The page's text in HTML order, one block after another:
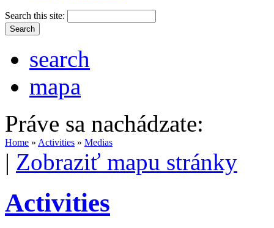
Search this site:
search
mapa
Práve sa nachádzate:
Home » Activities » Medias
| Zobraziť mapu stránky
Activities